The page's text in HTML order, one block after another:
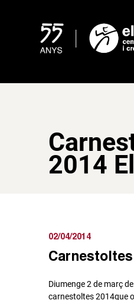
2014
02/04/2014
Diumenge 2 de març
carnestoltes 2014que